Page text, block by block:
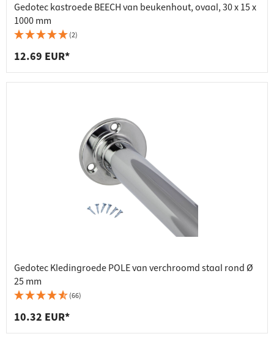
Gedotec kastroede BEECH van beukenhout, ovaal, 30 x 15 x
1000 mm
(2)
12.69 EUR*
Gedotec Kledingroede POLE van verchroomd staal rond Ø
25 mm
(66)
10.32 EUR*